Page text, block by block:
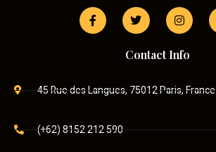
Contact Info
45 Rue des Langues, 75012 Paris, France
(+62) 8152 212 590